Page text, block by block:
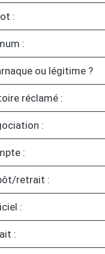
:
:
ou légitime ?
réclamé :
:
:
retrait :
:
: